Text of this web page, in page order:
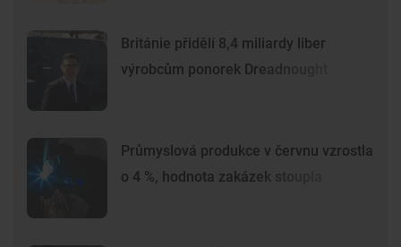
Británie přidělí 8,4 miliardy liber
výrobcům ponorek Dreadnought
Průmyslová produkce v červnu vzrostla
o 4 %, hodnota zakázek stoupla